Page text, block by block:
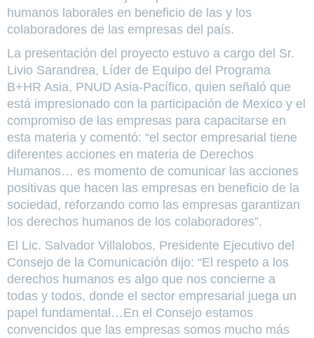
humanos laborales en beneficio de las y los
colaboradores de las empresas del país.
La presentación del proyecto estuvo a cargo del Sr.
Livio Sarandrea, Líder de Equipo del Programa
B+HR Asia, PNUD Asia-Pacífico, quien señaló que
está impresionado con la participación de Mexico y el
compromiso de las empresas para capacitarse en
esta materia y comentó: “el sector empresarial tiene
diferentes acciones en materia de Derechos
Humanos… es momento de comunicar las acciones
positivas que hacen las empresas en beneficio de la
sociedad, reforzando como las empresas garantizan
los derechos humanos de los colaboradores”.
El Lic. Salvador Villalobos, Presidente Ejecutivo del
Consejo de la Comunicación dijo: “El respeto a los
derechos humanos es algo que nos concierne a
todas y todos, donde el sector empresarial juega un
papel fundamental…En el Consejo estamos
convencidos que las empresas somos mucho más